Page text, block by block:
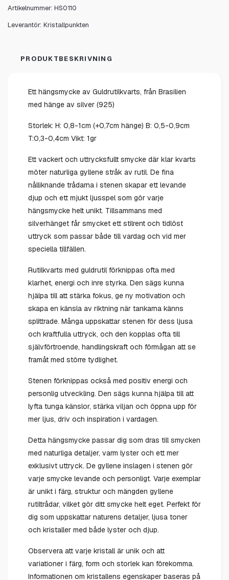
Artikelnummer: HS0110
Leverantör: Kristallpunkten
PRODUKTBESKRIVNING
Ett hängsmycke av Guldrutilkvarts, från Brasilien
med hänge av silver (925)
Storlek: H: 0,8-1cm (+0,7cm hänge) B: 0,5-0,9cm
T:0,3-0,4cm Vikt: 1gr
Ett vackert och uttrycksfullt smycke där klar kvarts
möter naturliga gyllene stråk av rutil. De fina
nålliknande trådarna i stenen skapar ett levande
djup och ett mjukt ljusspel som gör varje
hängsmycke helt unikt. Tillsammans med
silverhänget får smycket ett stilrent och tidlöst
uttryck som passar både till vardag och vid mer
speciella tillfällen.
Rutilkvarts med guldrutil förknippas ofta med
klarhet, energi och inre styrka. Den sägs kunna
hjälpa till att stärka fokus, ge ny motivation och
skapa en känsla av riktning när tankarna känns
splittrade. Många uppskattar stenen för dess ljusa
och kraftfulla uttryck, och den kopplas ofta till
självförtroende, handlingskraft och förmågan att se
framåt med större tydlighet.
Stenen förknippas också med positiv energi och
personlig utveckling. Den sägs kunna hjälpa till att
lyfta tunga känslor, stärka viljan och öppna upp för
mer ljus, driv och inspiration i vardagen.
Detta hängsmycke passar dig som dras till smycken
med naturliga detaljer, varm lyster och ett mer
exklusivt uttryck. De gyllene inslagen i stenen gör
varje smycke levande och personligt. Varje exemplar
är unikt i färg, struktur och mängden gyllene
rutiltrådar, vilket gör ditt smycke helt eget. Perfekt för
dig som uppskattar naturens detaljer, ljusa toner
och kristaller med både lyster och djup.
Observera att varje kristall är unik och att
variationer i färg, form och storlek kan förekomma.
Informationen om kristallens egenskaper baseras på